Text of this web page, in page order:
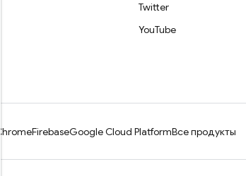
Twitter
YouTube
ChromeFirebaseGoogle Cloud PlatformВсе продукты